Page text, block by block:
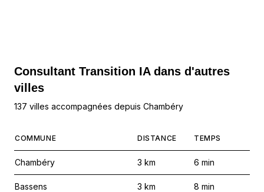
Consultant Transition IA dans d'autres
villes
137 villes accompagnées depuis Chambéry
COMMUNE DISTANCE TEMPS
Chambéry 3 km 6 min
Bassens 3 km 8 min